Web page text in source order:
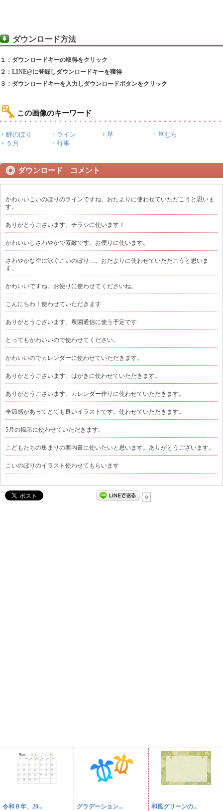
ダウンロード方法
１：ダウンロードキーの取得をクリック
２：LINE@に登録しダウンロードキーを獲得
３：ダウンロードキーを入力しダウンロードボタンをクリック
この画像のキーワード
鯉のぼり ライン 草
草むら
５月
行事
ダウンロード コメント
かわいいこいのぼりのラインですね。おたよりに使わせていただこうと思いま
す。
ありがとうございます。チラシに使います！
かわいいしさわやかで素敵です。お便りに使います。
さわやかな空に泳ぐこいのぼり…。おたよりに使わせていただこうと思いま
す。
かわいいですね。お便りに使わせてくださいね。
こんにちわ！使わせていただきます
ありがとうございます。農園通信に使う予定です
とってもかわいいので使わせてください。
かわいいのでカレンダーに使わせていただきます。
ありがとうございます。はがきに使わせていただきます。
ありがとうございます。カレンダー作りに使わせていただきます。
季節感があってとても良いイラストです。使わせていただきます。
5月の掲示に使わせていただきます。
こどもたちの集まりの案内書に使いたいと思います。ありがとうございます。
こいのぼりのイラスト使わせてもらいます
0
令和８年、20... グラデーション... 和風グリーンの...